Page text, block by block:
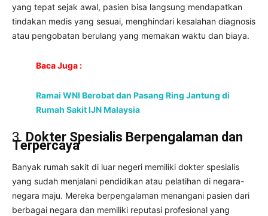
yang tepat sejak awal, pasien bisa langsung mendapatkan
tindakan medis yang sesuai, menghindari kesalahan diagnosis
atau pengobatan berulang yang memakan waktu dan biaya.
Baca Juga :
Ramai WNI Berobat dan Pasang Ring Jantung di
Rumah Sakit IJN Malaysia
3. Dokter Spesialis Berpengalaman dan
Terpercaya
Banyak rumah sakit di luar negeri memiliki dokter spesialis
yang sudah menjalani pendidikan atau pelatihan di negara-
negara maju. Mereka berpengalaman menangani pasien dari
berbagai negara dan memiliki reputasi profesional yang